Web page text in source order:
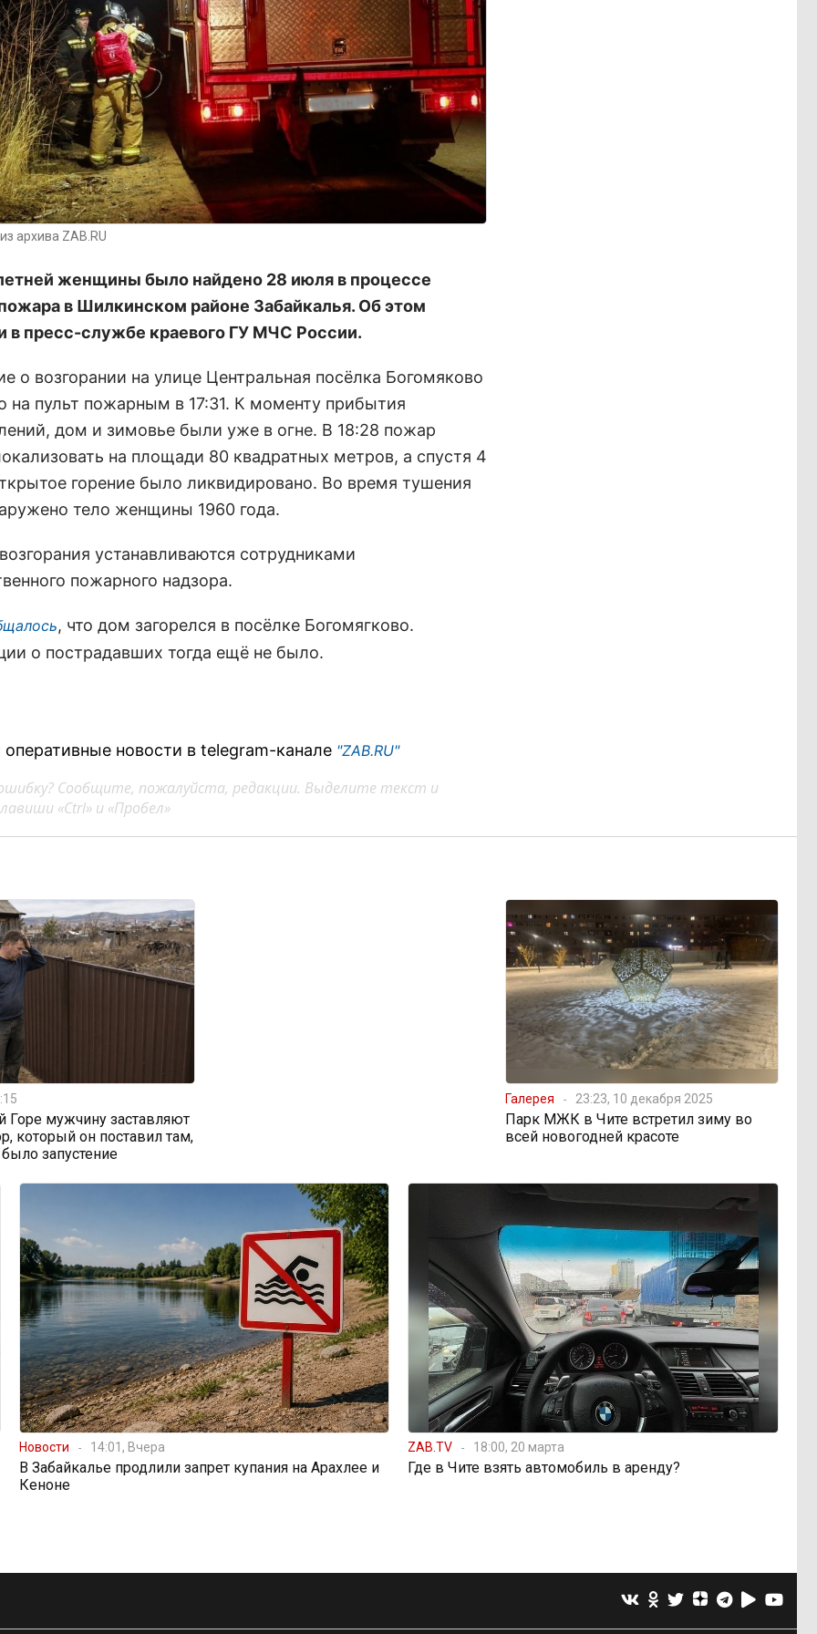
архива ZAB.RU
женщины было найдено 28 июля в процессе
в Шилкинском районе Забайкалья. Об этом
в пресс-службе краевого ГУ МЧС России.
о возгорании на улице Центральная посёлка Богомяково
на пульт пожарным в 17:31. К моменту прибытия
дом и зимовье были уже в огне. В 18:28 пожар
на площади 80 квадратных метров, а спустя 4
горение было ликвидировано. Во время тушения
тело женщины 1960 года.
устанавливаются сотрудниками
пожарного надзора.
, что дом загорелся в посёлке Богомягково.
о пострадавших тогда ещё не было.
новости в telegram-канале "ZAB.RU"
Сообщите, пожалуйста, редакции. Выделите текст и
«Ctrl» и «Пробел»
Горе мужчину заставляют
который он поставил там,
запустение
Галерея 23:23, 10 декабря 2025
Парк МЖК в Чите встретил зиму во
всей новогодней красоте
Новости 14:01, Вчера
В Забайкалье продлили запрет купания на Арахлее и
Кеноне
ZAB.TV 18:00, 20 марта
Где в Чите взять автомобиль в аренду?